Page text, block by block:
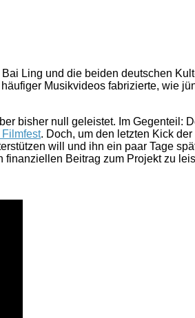
Ling und die beiden deutschen
Musikvideos fabrizierte, wie
bisher null geleistet. Im Gegenteil:
Filmfest. Doch, um den letzten Kick
will und ihn ein paar Tage
finanziellen Beitrag zum Projekt zu